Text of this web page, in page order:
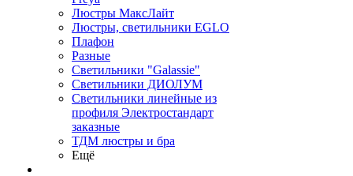
Люстры МаксЛайт
Люстры, светильники EGLO
Плафон
Разные
Светильники "Galassie"
Светильники ДИОЛУМ
Светильники линейные из
профиля Электростандарт
заказные
ТДМ люстры и бра
Ещё